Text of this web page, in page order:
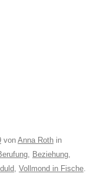
von Anna Roth in
, Beziehung,
, Vollmond in Fische.